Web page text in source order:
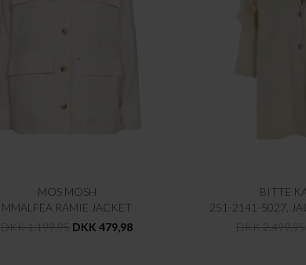
MOS MOSH
MMALFEA RAMIE JACKET
DKK 1.199,95 DKK 479,98
BITTE
251-2141-5027,
DKK 2.499,95